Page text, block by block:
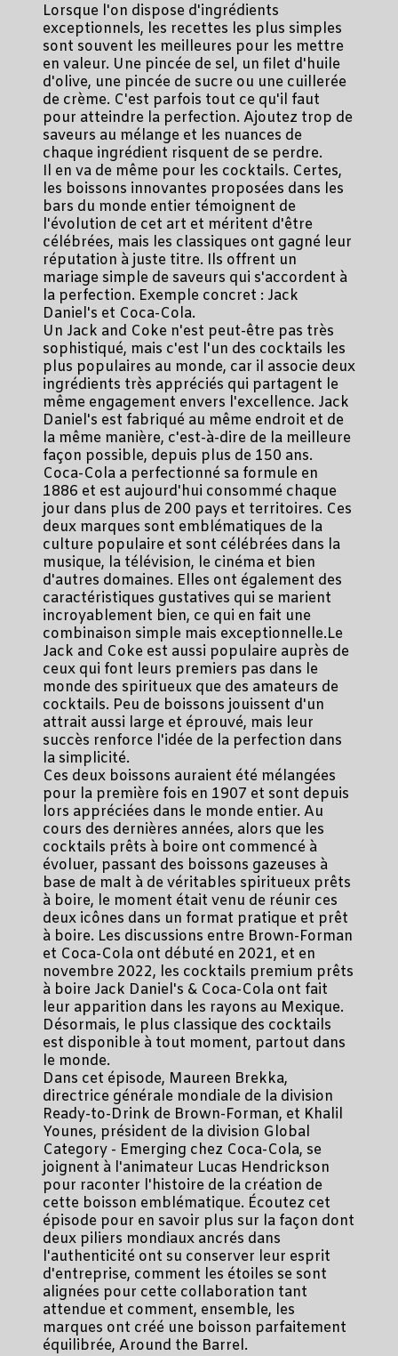
Lorsque l'on dispose d'ingrédients
exceptionnels, les recettes les plus simples
sont souvent les meilleures pour les mettre
en valeur. Une pincée de sel, un filet d'huile
d'olive, une pincée de sucre ou une cuillerée
de crème. C'est parfois tout ce qu'il faut
pour atteindre la perfection. Ajoutez trop de
saveurs au mélange et les nuances de
chaque ingrédient risquent de se perdre.
Il en va de même pour les cocktails. Certes,
les boissons innovantes proposées dans les
bars du monde entier témoignent de
l'évolution de cet art et méritent d'être
célébrées, mais les classiques ont gagné leur
réputation à juste titre. Ils offrent un
mariage simple de saveurs qui s'accordent à
la perfection. Exemple concret : Jack
Daniel's et Coca-Cola.
Un Jack and Coke n'est peut-être pas très
sophistiqué, mais c'est l'un des cocktails les
plus populaires au monde, car il associe deux
ingrédients très appréciés qui partagent le
même engagement envers l'excellence. Jack
Daniel's est fabriqué au même endroit et de
la même manière, c'est-à-dire de la meilleure
façon possible, depuis plus de 150 ans.
Coca-Cola a perfectionné sa formule en
1886 et est aujourd'hui consommé chaque
jour dans plus de 200 pays et territoires. Ces
deux marques sont emblématiques de la
culture populaire et sont célébrées dans la
musique, la télévision, le cinéma et bien
d'autres domaines. Elles ont également des
caractéristiques gustatives qui se marient
incroyablement bien, ce qui en fait une
combinaison simple mais exceptionnelle.Le
Jack and Coke est aussi populaire auprès de
ceux qui font leurs premiers pas dans le
monde des spiritueux que des amateurs de
cocktails. Peu de boissons jouissent d'un
attrait aussi large et éprouvé, mais leur
succès renforce l'idée de la perfection dans
la simplicité.
Ces deux boissons auraient été mélangées
pour la première fois en 1907 et sont depuis
lors appréciées dans le monde entier. Au
cours des dernières années, alors que les
cocktails prêts à boire ont commencé à
évoluer, passant des boissons gazeuses à
base de malt à de véritables spiritueux prêts
à boire, le moment était venu de réunir ces
deux icônes dans un format pratique et prêt
à boire. Les discussions entre Brown-Forman
et Coca-Cola ont débuté en 2021, et en
novembre 2022, les cocktails premium prêts
à boire Jack Daniel's & Coca-Cola ont fait
leur apparition dans les rayons au Mexique.
Désormais, le plus classique des cocktails
est disponible à tout moment, partout dans
le monde.
Dans cet épisode, Maureen Brekka,
directrice générale mondiale de la division
Ready-to-Drink de Brown-Forman, et Khalil
Younes, président de la division Global
Category - Emerging chez Coca-Cola, se
joignent à l'animateur Lucas Hendrickson
pour raconter l'histoire de la création de
cette boisson emblématique. Écoutez cet
épisode pour en savoir plus sur la façon dont
deux piliers mondiaux ancrés dans
l'authenticité ont su conserver leur esprit
d'entreprise, comment les étoiles se sont
alignées pour cette collaboration tant
attendue et comment, ensemble, les
marques ont créé une boisson parfaitement
équilibrée, Around the Barrel.